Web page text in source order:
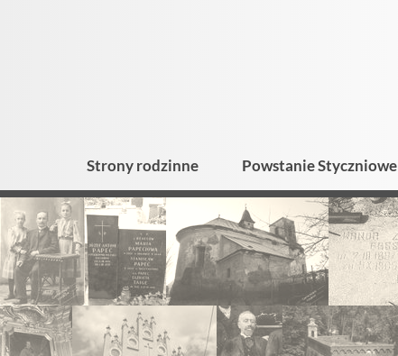
Strony rodzinne Powstanie Styczniowe